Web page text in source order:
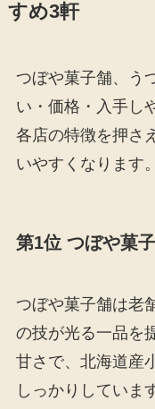
すめ3軒
つぼや菓子舗、う
い・価格・入手し
各店の特徴を押さ
いやすくなります。
第1位 つぼや菓
つぼや菓子舗は老
の技が光る一品を
甘さで、北海道産
しっかりしていま